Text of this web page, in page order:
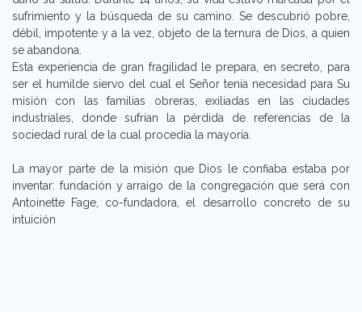
sufrimiento y la búsqueda de su camino. Se descubrió pobre,
débil, impotente y a la vez, objeto de la ternura de Dios, a quien
se abandona.
Esta experiencia de gran fragilidad le prepara, en secreto, para
ser el humilde siervo del cual el Señor tenía necesidad para Su
misión con las familias obreras, exiliadas en las ciudades
industriales, donde sufrían la pérdida de referencias de la
sociedad rural de la cual procedía la mayoría.
La mayor parte de la misión que Dios le confiaba estaba por
inventar: fundación y arraigo de la congregación que será con
Antoinette Fage, co-fundadora, el desarrollo concreto de su
intuición